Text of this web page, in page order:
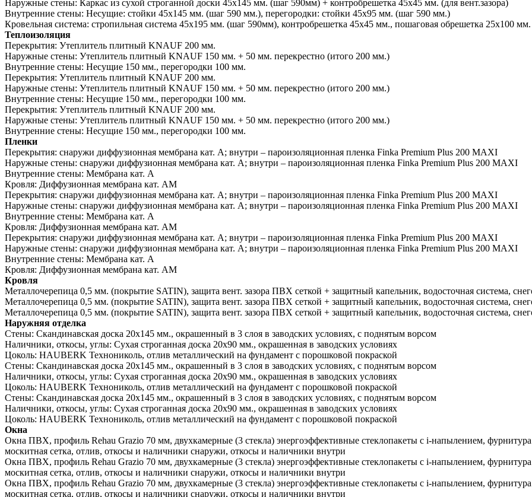
Наружные стены: Каркас из сухой строганной доски 45х145 мм. (шаг 590мм) + контробрешетка 45х45 мм. (для вент.зазора)
Внутренние стены: Несущие: стойки 45х145 мм. (шаг 590 мм.), перегородки: стойки 45х95 мм. (шаг 590 мм.)
Кровельная система: стропильная система 45х195 мм. (шаг 590мм), контробрешетка 45х45 мм., пошаговая обрешетка 25х100 мм.
Теплоизоляция
Перекрытия: Утеплитель плитный KNAUF 200 мм.
Наружные стены: Утеплитель плитный KNAUF 150 мм. + 50 мм. перекрестно (итого 200 мм.)
Внутренние стены: Несущие 150 мм., перегородки 100 мм.
Перекрытия: Утеплитель плитный KNAUF 200 мм.
Наружные стены: Утеплитель плитный KNAUF 150 мм. + 50 мм. перекрестно (итого 200 мм.)
Внутренние стены: Несущие 150 мм., перегородки 100 мм.
Перекрытия: Утеплитель плитный KNAUF 200 мм.
Наружные стены: Утеплитель плитный KNAUF 150 мм. + 50 мм. перекрестно (итого 200 мм.)
Внутренние стены: Несущие 150 мм., перегородки 100 мм.
Пленки
Перекрытия: снаружи диффузионная мембрана кат. А; внутри – пароизоляционная пленка Finka Premium Plus 200 MAXI
Наружные стены: снаружи диффузионная мембрана кат. А; внутри – пароизоляционная пленка Finka Premium Plus 200 MAXI
Внутренние стены: Мембрана кат. А
Кровля: Диффузионная мембрана кат. АМ
Перекрытия: снаружи диффузионная мембрана кат. А; внутри – пароизоляционная пленка Finka Premium Plus 200 MAXI
Наружные стены: снаружи диффузионная мембрана кат. А; внутри – пароизоляционная пленка Finka Premium Plus 200 MAXI
Внутренние стены: Мембрана кат. А
Кровля: Диффузионная мембрана кат. АМ
Перекрытия: снаружи диффузионная мембрана кат. А; внутри – пароизоляционная пленка Finka Premium Plus 200 MAXI
Наружные стены: снаружи диффузионная мембрана кат. А; внутри – пароизоляционная пленка Finka Premium Plus 200 MAXI
Внутренние стены: Мембрана кат. А
Кровля: Диффузионная мембрана кат. АМ
Кровля
Металлочерепица 0,5 мм. (покрытие SATIN), защита вент. зазора ПВХ сеткой + защитный капельник, водосточная система,
Металлочерепица 0,5 мм. (покрытие SATIN), защита вент. зазора ПВХ сеткой + защитный капельник, водосточная система,
Металлочерепица 0,5 мм. (покрытие SATIN), защита вент. зазора ПВХ сеткой + защитный капельник, водосточная система,
Наружняя отделка
Стены: Скандинавская доска 20х145 мм., окрашенный в 3 слоя в заводских условиях, с поднятым ворсом
Наличники, откосы, углы: Сухая строганная доска 20х90 мм., окрашенная в заводских условиях
Цоколь: HAUBERK Технониколь, отлив металлический на фундамент с порошковой покраской
Стены: Скандинавская доска 20х145 мм., окрашенный в 3 слоя в заводских условиях, с поднятым ворсом
Наличники, откосы, углы: Сухая строганная доска 20х90 мм., окрашенная в заводских условиях
Цоколь: HAUBERK Технониколь, отлив металлический на фундамент с порошковой покраской
Стены: Скандинавская доска 20х145 мм., окрашенный в 3 слоя в заводских условиях, с поднятым ворсом
Наличники, откосы, углы: Сухая строганная доска 20х90 мм., окрашенная в заводских условиях
Цоколь: HAUBERK Технониколь, отлив металлический на фундамент с порошковой покраской
Окна
Окна ПВХ, профиль Rehau Grazio 70 мм, двухкамерные (3 стекла) энергоэффективные стеклопакеты c i-напылением,
москитная сетка, отлив, откосы и наличники снаружи, откосы и наличники внутри
Окна ПВХ, профиль Rehau Grazio 70 мм, двухкамерные (3 стекла) энергоэффективные стеклопакеты c i-напылением,
москитная сетка, отлив, откосы и наличники снаружи, откосы и наличники внутри
Окна ПВХ, профиль Rehau Grazio 70 мм, двухкамерные (3 стекла) энергоэффективные стеклопакеты c i-напылением,
москитная сетка, отлив, откосы и наличники снаружи, откосы и наличники внутри